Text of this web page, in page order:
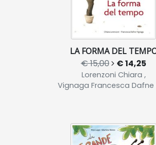
LA FORMA DEL
€ 15,00 € 14,25
Lorenzoni Chiara ,
Vignaga Francesca Dafne